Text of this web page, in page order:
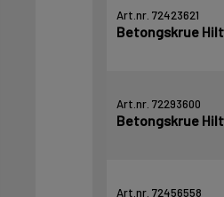
Art.nr. 72423621
Betongskrue
Art.nr. 72293600
Betongskrue
Art.nr. 72456558